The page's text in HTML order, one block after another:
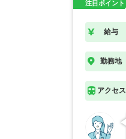
注目ポイント
給与
勤務地
アクセス